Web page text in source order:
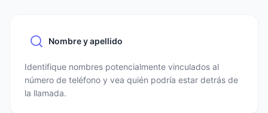
Nombre y apellido
Identifique nombres potencialmente vinculados al
número de teléfono y vea quién podría estar detrás de
la llamada.